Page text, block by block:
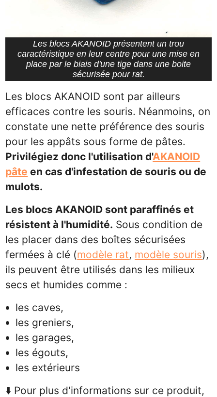
Les blocs AKANOID présentent un trou
caractéristique en leur centre pour une mise en
place par le biais d'une tige dans une boite
sécurisée pour rat.
Les blocs AKANOID sont par ailleurs
efficaces contre les souris. Néanmoins, on
constate une nette préférence des souris
pour les appâts sous forme de pâtes.
Privilégiez donc l'utilisation d'AKANOID
pâte en cas d'infestation de souris ou de
mulots.
Les blocs AKANOID sont paraffinés et
résistent à l'humidité. Sous condition de
les placer dans des boîtes sécurisées
fermées à clé (modèle rat, modèle souris),
ils peuvent être utilisés dans les milieux
secs et humides comme :
les caves,
les greniers,
les garages,
les égouts,
les extérieurs
⬇️ Pour plus d'informations sur ce produit,